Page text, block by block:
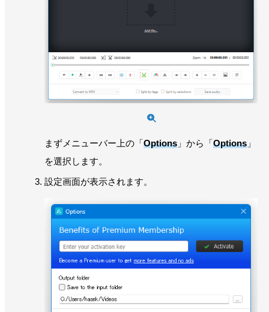
まずメニューバー上の「Options 」から「Options 」
を選択します。
設定画面が表示されます。